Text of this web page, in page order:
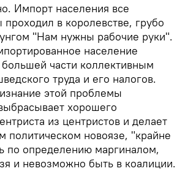
Импорт населения все
в королевстве, грубо
"Нам нужны рабочие руки".
население
части коллективным
труда и его налогов.
этой проблемы
хорошего
из центристов и делает
политическом новоязе, "крайне
по определению маргиналом,
и невозможно быть в коалиции.